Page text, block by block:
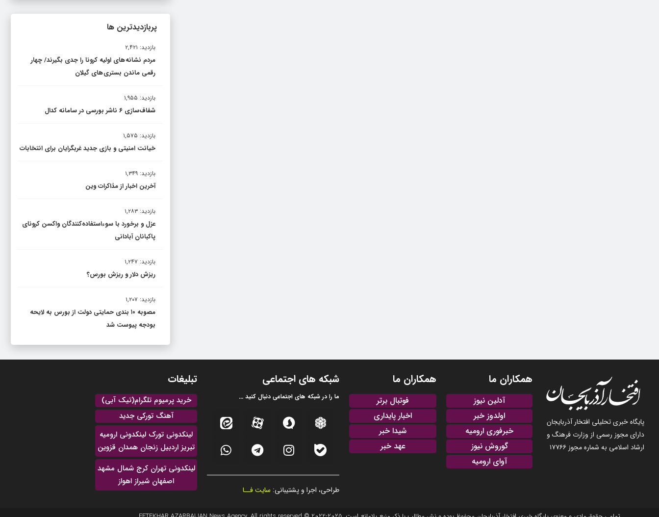
پربازدیدترین ها
بازدید: ۲,۴۲۱
مردم نشانه های اولیه کرونا را جدی بگیرند/ چهار
رقمی ماندن بستری های گیلان
بازدید: ۱,۹۵۵
شفاف‌سازی ۶ ناشر بورسی در سامانه کدال
بازدید: ۱,۵۷۵
خیانت امنیتی و بازی جدید غربگرایان برای انتخابات
بازدید: ۱,۳۴۹
آخرین اخبار از مذاکرات وین
بازدید: ۱,۲۸۳
عزل و برخورد با سوءاستفاده‌کنندگان واکسن کرونای
پاکبانان آبادانی
بازدید: ۱,۲۴۷
ریزش دلار و ریزش بورس؟
بازدید: ۱,۲۰۷
مصوبه ۱۰ بندی حمایتی دولت از بورس به لایحه
بودجه پیوست شد
پایگاه خبری تحلیلی افتخار آذربایجان
دارای مجوز رسمی از وزارت فرهنگ و
ارشاد اسلامی به شماره مجوز ۱۷۷۶۶
همکاران ما
آدلین نیوز
اولدوز خبر
خبرفوری ارومیه
گوروش نیوز
آوای ارومیه
همکاران ما
فوتبال برتر
اخبار پایداری
شیدا خبر
عهد خبر
شبکه های اجتماعی
ما را در شبکه های اجتماعی دنبال کنید ...
طراحی، اجرا و پشتیبانی: سایت فــا
تبلیغات
خرید پرمیوم تلگرام(تیک آبی)
آهنگ تورکی جدید
لینکدونی تورک لینکدونی ارومیه
تبریز اردبیل زنجان همدان قزوین
لینکدونی تهران کرج شمال مشهد
اصفهان شیراز اهواز